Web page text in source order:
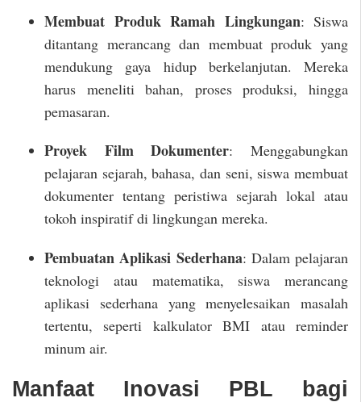
Membuat Produk Ramah Lingkungan: Siswa
ditantang merancang dan membuat produk yang
mendukung gaya hidup berkelanjutan. Mereka
harus meneliti bahan, proses produksi, hingga
pemasaran.
Proyek Film Dokumenter: Menggabungkan
pelajaran sejarah, bahasa, dan seni, siswa membuat
dokumenter tentang peristiwa sejarah lokal atau
tokoh inspiratif di lingkungan mereka.
Pembuatan Aplikasi Sederhana: Dalam pelajaran
teknologi atau matematika, siswa merancang
aplikasi sederhana yang menyelesaikan masalah
tertentu, seperti kalkulator BMI atau reminder
minum air.
Manfaat Inovasi PBL bagi